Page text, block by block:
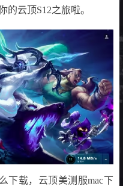
云顶S12之旅啦。
下载，云顶美测服mac下